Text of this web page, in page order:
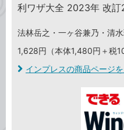
利ワザ大全 2023年 改訂
法林岳之・一ヶ谷兼乃・清
1,628円（本体1,480円＋税
インプレスの商品ページ